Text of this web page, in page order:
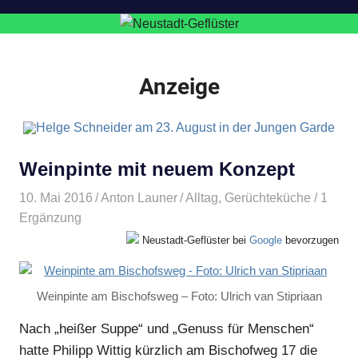
Anzeige
Weinpinte mit neuem Konzept
10. Mai 2016 Anton Launer Alltag, Gerüchteküche / 1
Ergänzung
Neustadt-Geflüster bei Google bevorzugen
Weinpinte am Bischofsweg – Foto: Ulrich van Stipriaan
Nach „heißer Suppe“ und „Genuss für Menschen“
hatte Philipp Wittig kürzlich am Bischofweg 17 die